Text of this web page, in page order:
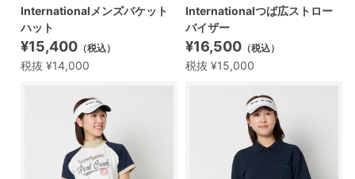
Internationalメンズバケット
ハット
¥15,400 （税込）
税抜 ¥14,000
Internationalつば広ストロー
バイザー
¥16,500 （税込）
税抜 ¥15,000